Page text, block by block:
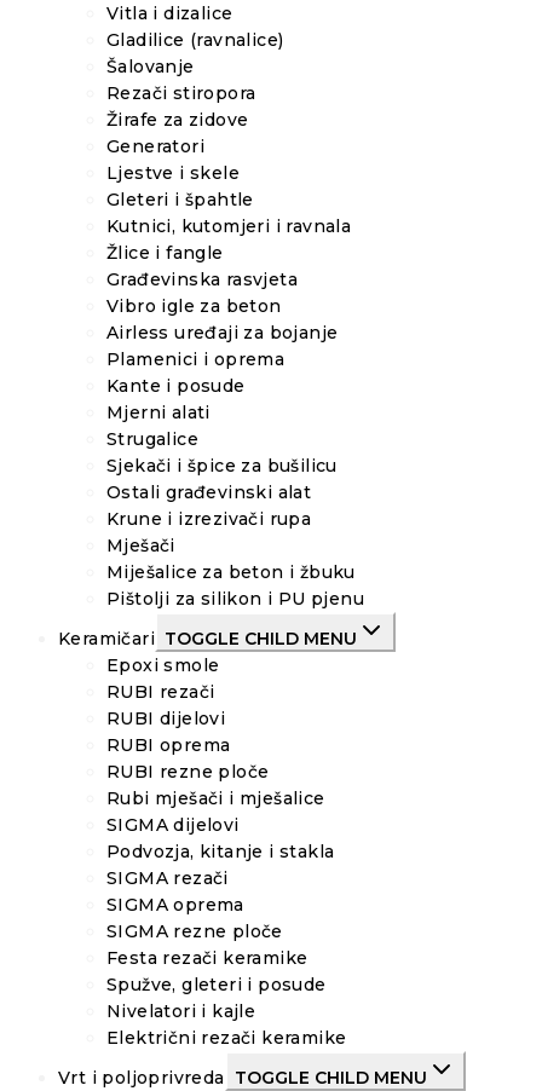
Vitla i dizalice
Gladilice (ravnalice)
Šalovanje
Rezači stiropora
Žirafe za zidove
Generatori
Ljestve i skele
Gleteri i špahtle
Kutnici, kutomjeri i ravnala
Žlice i fangle
Građevinska rasvjeta
Vibro igle za beton
Airless uređaji za bojanje
Plamenici i oprema
Kante i posude
Mjerni alati
Strugalice
Sjekači i špice za bušilicu
Ostali građevinski alat
Krune i izrezivači rupa
Mješači
Miješalice za beton i žbuku
Pištolji za silikon i PU pjenu
Keramičari TOGGLE CHILD MENU
Epoxi smole
RUBI rezači
RUBI dijelovi
RUBI oprema
RUBI rezne ploče
Rubi mješači i mješalice
SIGMA dijelovi
Podvozja, kitanje i stakla
SIGMA rezači
SIGMA oprema
SIGMA rezne ploče
Festa rezači keramike
Spužve, gleteri i posude
Nivelatori i kajle
Električni rezači keramike
Vrt i poljoprivreda
TOGGLE CHILD MENU